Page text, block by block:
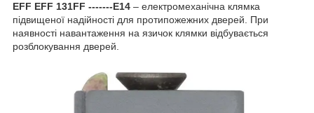
EFF EFF 131FF -------E14 – електромеханічна клямка
підвищеної надійності для протипожежних дверей. При
наявності навантаження на язичок клямки відбувається
розблокування дверей.